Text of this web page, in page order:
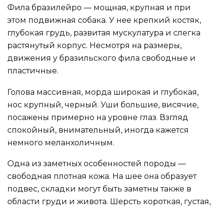
Фила бразилейро — мощная, крупная и при
этом подвижная собака. У нее крепкий костяк,
глубокая грудь, развитая мускулатура и слегка
растянутый корпус. Несмотря на размеры,
движения у бразильского фила свободные и
пластичные.
Голова массивная, морда широкая и глубокая,
нос крупный, черный. Уши большие, висячие,
посажены примерно на уровне глаз. Взгляд
спокойный, внимательный, иногда кажется
немного меланхоличным.
Одна из заметных особенностей породы —
свободная плотная кожа. На шее она образует
подвес, складки могут быть заметны также в
области груди и живота. Шерсть короткая, густая,